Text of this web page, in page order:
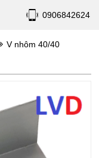
0906842624
V nhôm 40/40